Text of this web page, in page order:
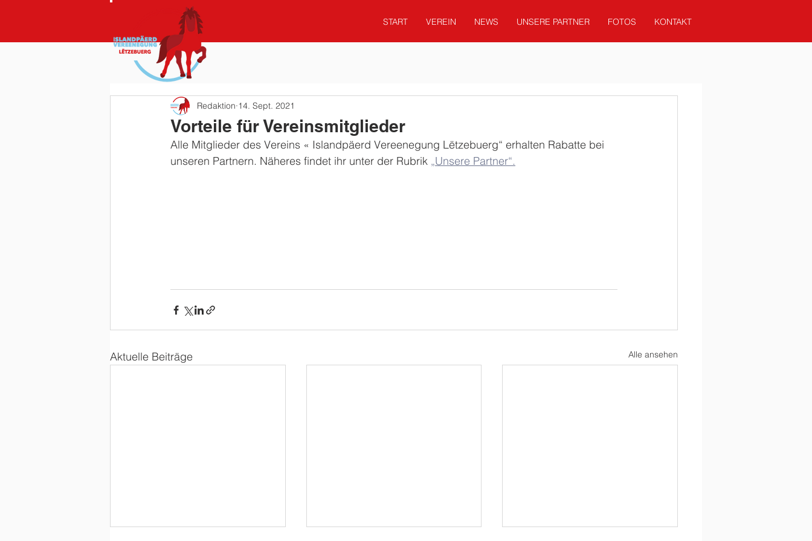
START VEREIN NEWS UNSERE PARTNER FOTOS KONTAKT
Vorteile für Vereinsmitglieder
Redaktion 14. Sept. 2021
Alle Mitglieder des Vereins « Islandpäerd Vereenegung Lëtzebuerg“ erhalten Rabatte bei
unseren Partnern. Näheres findet ihr unter der Rubrik „Unsere Partner“.
Aktuelle Beiträge Alle ansehen